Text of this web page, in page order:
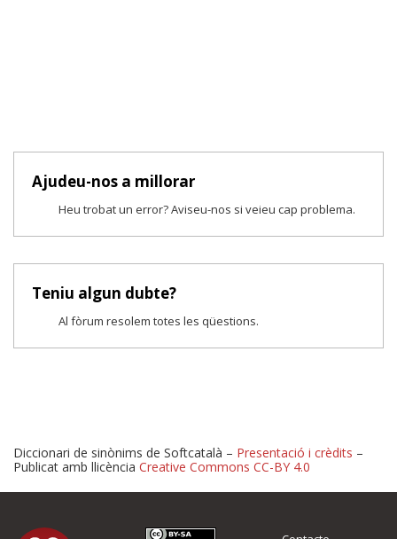
Ajudeu-nos a millorar
Heu trobat un error? Aviseu-nos si veieu cap problema.
Teniu algun dubte?
Al fòrum resolem totes les qüestions.
Proposeu-nos millores o
Diccionari de sinònims de Softcatalà – Presentació i crèdits –
Publicat amb llicència Creative Commons CC-BY 4.0